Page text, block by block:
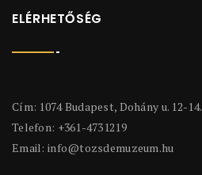
ELÉRHETŐSÉG
Cím: 1074 Budapest, Dohány u. 12-14.
Telefon: +361-4731219
Email: info@tozsdemuzeum.hu